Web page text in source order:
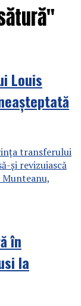
Louis
transferului
și revizuiască
în
la